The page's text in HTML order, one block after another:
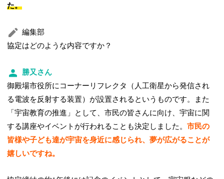
た。
編集部
協定はどのような内容ですか？
勝又さん
御殿場市役所にコーナーリフレクタ（人工衛星から発信され
る電波を反射する装置）が設置されるというものです。また
「宇宙教育の推進」として、市民の皆さんに向け、宇宙に関
する講座やイベントが行われることも決定しました。市民の
皆様や子ども達が宇宙を身近に感じられ、夢が広がることが
嬉しいですね。